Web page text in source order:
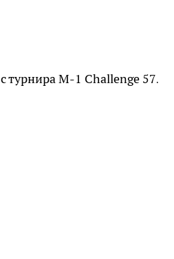
с турнира М-1 Challenge 57.